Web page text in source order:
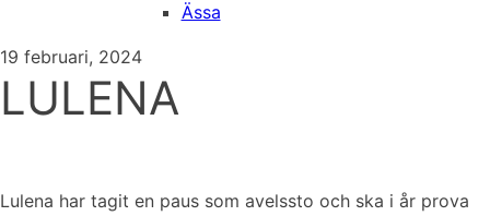
Ässa
19 februari, 2024
LULENA
Lulena har tagit en paus som avelssto och ska i år prova